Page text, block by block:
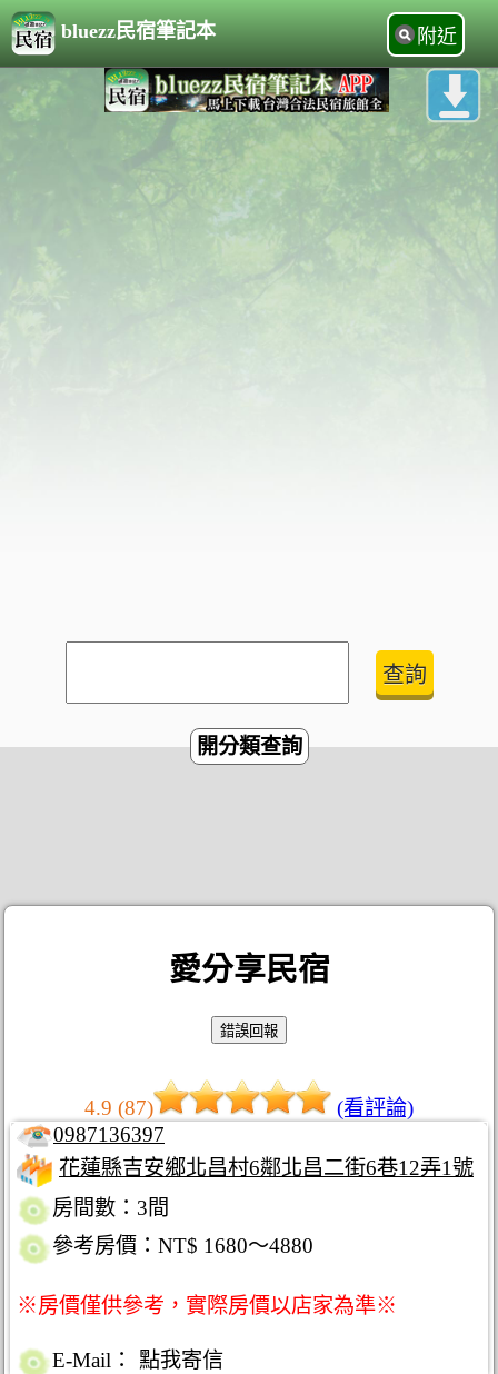
bluezz民宿筆記本 附近
開分類查詢
愛分享民宿
4.9 (87)
(看評論)
0987136397
花蓮縣吉安鄉北昌村6鄰北昌二街6巷12弄1號
房間數：3間
參考房價：NT$ 1680～4880
※房價僅供參考，實際房價以店家為準※
E-Mail： 點我寄信